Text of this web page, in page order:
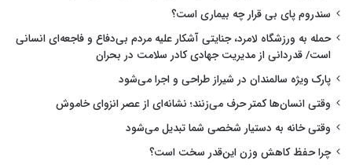
سندروم پای بی قرار چه بیماری است؟
حمله به ورزشگاه لامرد، جنایتی آشکار علیه مردم بی‌دفاع و فاجعه‌ای انسانی
است/ قدردانی از مدیریت جهادی کادر سلامت در بحران
پارک ویژه سالمندان در شیراز طراحی و اجرا می‌شود
وقتی انسان‌ها کمتر حرف می‌زنند؛ نشانه‌ای از عصر انزوای خاموش
وقتی خانه به دستیار شخصی شما تبدیل می‌شود
چرا حفظ کاهش وزن این‌قدر سخت است؟